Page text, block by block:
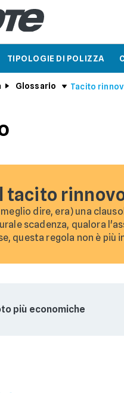
TIPOLOGIE DI POLIZZA
Glossario Tacito
tacito
dire, era) una
scadenza, qualora
questa regola non è
più economiche